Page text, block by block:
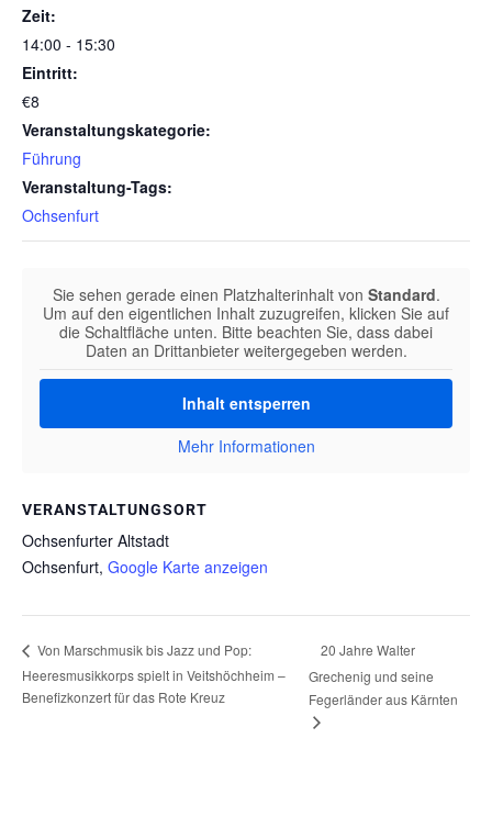
Zeit:
14:00 - 15:30
Eintritt:
€8
Veranstaltungskategorie:
Führung
Veranstaltung-Tags:
Ochsenfurt
VERANSTALTUNGSORT
Ochsenfurter Altstadt
Ochsenfurt, Google Karte anzeigen
Sie sehen gerade einen Platzhalterinhalt von Standard.
Um auf den eigentlichen Inhalt zuzugreifen, klicken Sie auf
die Schaltfläche unten. Bitte beachten Sie, dass dabei
Daten an Drittanbieter weitergegeben werden.
Inhalt entsperren
Mehr Informationen
Von Marschmusik bis Jazz und Pop:
Heeresmusikkorps spielt in Veitshöchheim –
Benefizkonzert für das Rote Kreuz
20 Jahre Walter
Grechenig und seine
Fegerländer aus Kärnten